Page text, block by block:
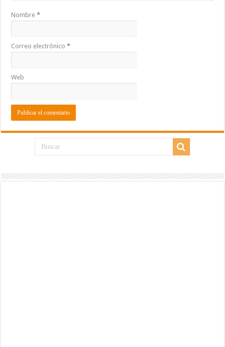
Nombre*
Correo electrónico*
Web